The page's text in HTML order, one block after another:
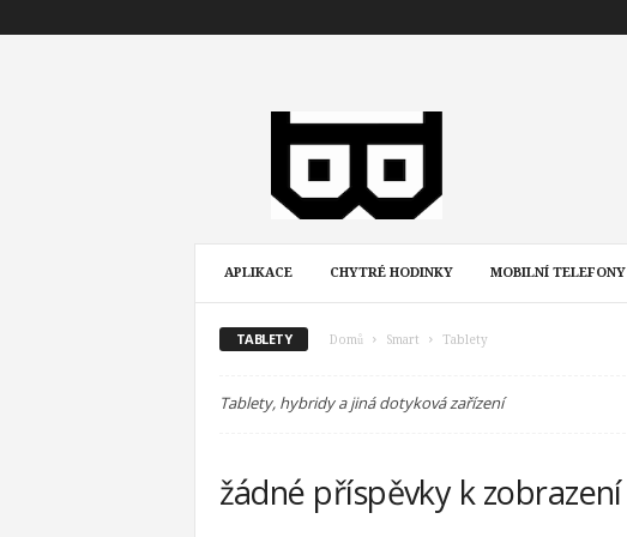
APLIKACE CHYTRÉ HODINKY MOBILNÍ TELEFONY
TABLETY Domů Smart Tablety
Tablety, hybridy a jiná dotyková zařízení
žádné příspěvky k zobrazení